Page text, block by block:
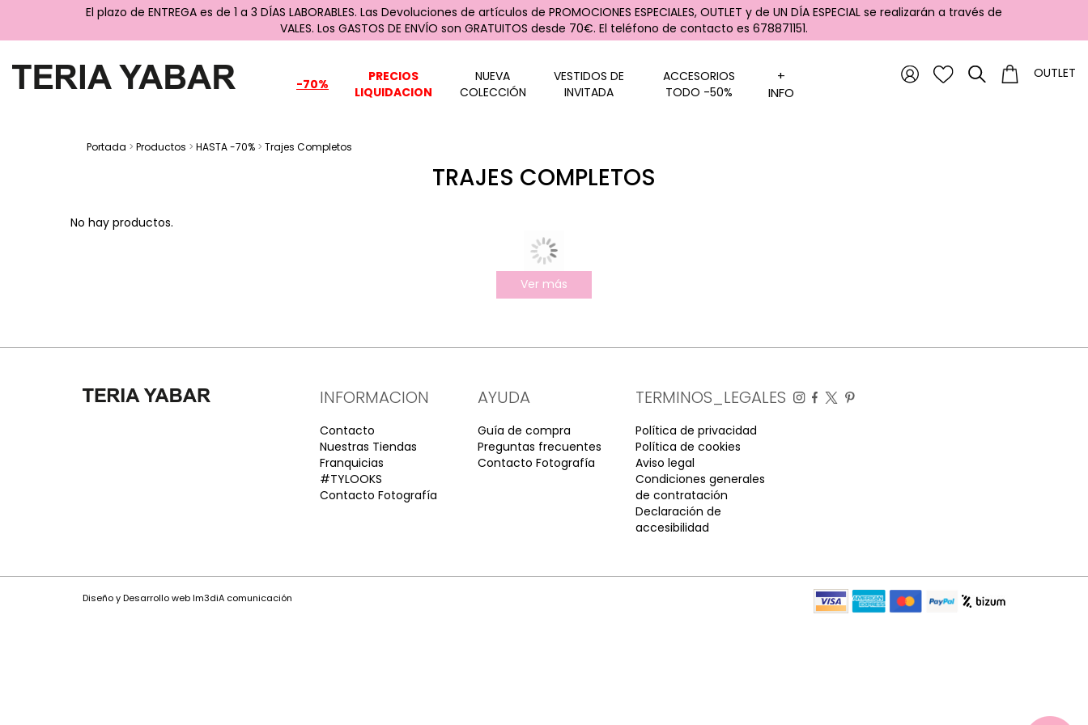
El plazo de ENTREGA es de 1 a 3 DÍAS LABORABLES. Las Devoluciones de artículos de PROMOCIONES ESPECIALES, OUTLET y de UN DÍA ESPECIAL se realizarán a través de
VALES. Los GASTOS DE ENVÍO son GRATUITOS desde 70€. El teléfono de contacto es 678871151.
OUTLET
-70%
PRECIOS
LIQUIDACION
NUEVA
COLECCIÓN
VESTIDOS DE
INVITADA
ACCESORIOS
TODO -50%
+
INFO
Portada > Productos > HASTA -70% > Trajes Completos
TRAJES COMPLETOS
No hay productos.
Ver más
INFORMACION
Contacto
Nuestras Tiendas
Franquicias
#TYLOOKS
Contacto Fotografía
AYUDA
Guía de compra
Preguntas frecuentes
Contacto Fotografía
TERMINOS_LEGALES
Política de privacidad
Política de cookies
Aviso legal
Condiciones generales
de contratación
Declaración de
accesibilidad
Diseño y Desarrollo web Im3diA comunicación